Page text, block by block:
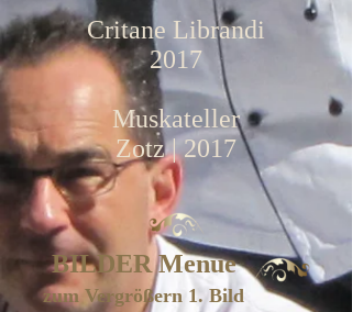
Critane Librandi
2017
Muskateller
Zotz | 2017
BILDER Menue
zum Vergrößern 1. Bild